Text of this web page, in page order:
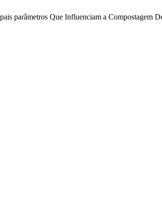
parâmetros Que Influenciam a Compostagem